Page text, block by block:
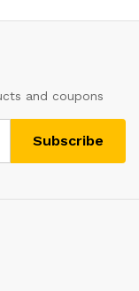
and coupons